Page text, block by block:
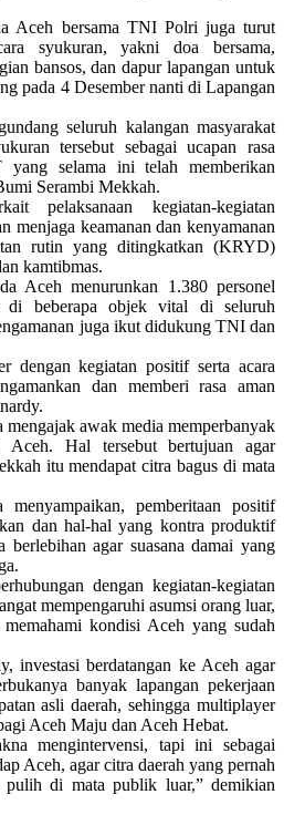
Aceh bersama TNI Polri juga turut
syukuran, yakni doa bersama,
bansos, dan dapur lapangan untuk
pada 4 Desember nanti di Lapangan
seluruh kalangan masyarakat
tersebut sebagai ucapan rasa
selama ini telah memberikan
Serambi Mekkah.
pelaksanaan kegiatan-kegiatan
menjaga keamanan dan kenyamanan
rutin yang ditingkatkan (KRYD)
kamtibmas.
Aceh menurunkan 1.380 personel
di beberapa objek vital di seluruh
juga ikut didukung TNI dan
dengan kegiatan positif serta acara
dan memberi rasa aman
awak media memperbanyak
Aceh. Hal tersebut bertujuan agar
itu mendapat citra bagus di mata
pemberitaan positif
dan hal-hal yang kontra produktif
berlebihan agar suasana damai yang
dengan kegiatan-kegiatan
mempengaruhi asumsi orang luar,
kondisi Aceh yang sudah
investasi berdatangan ke Aceh agar
banyak lapangan pekerjaan
asli daerah, sehingga multiplayer
Aceh Maju dan Aceh Hebat.
mengintervensi, tapi ini sebagai
Aceh, agar citra daerah yang pernah
di mata publik luar,” demikian